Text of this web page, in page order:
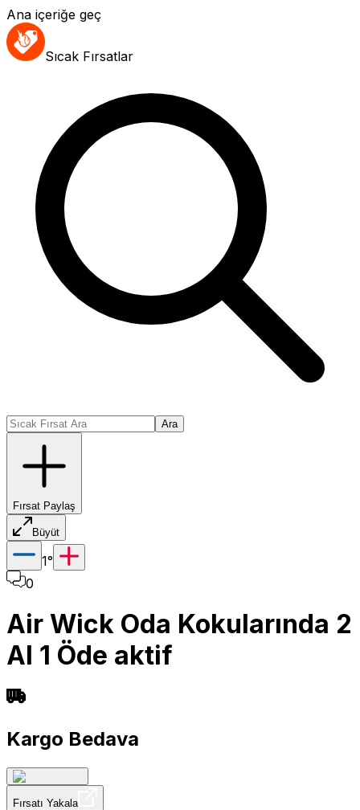
Ana içeriğe geç
Sıcak Fırsatlar
Ara
Fırsat Paylaş
Büyüt
1°
0
Air Wick Oda Kokularında 2
Al 1 Öde aktif
Kargo Bedava
Fırsatı Yakala